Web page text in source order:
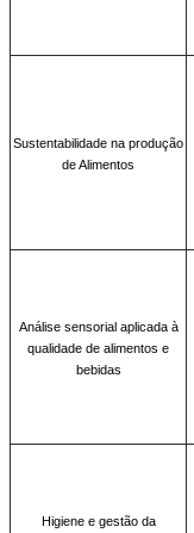
Sustentabilidade na produção
de Alimentos
Análise sensorial aplicada à
qualidade de alimentos e
bebidas
Higiene e gestão da